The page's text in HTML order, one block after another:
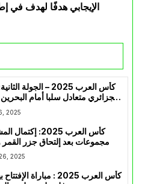
الإيجابي هدفًا لهدف في
كأس العرب 2025 – الجولة
الجزائري متعادل سلبا أمام
2025
كأس العرب 2025:
مجموعات بعد إلتحاق جزر القمر
2025
كأس العرب 2025 : مباراة